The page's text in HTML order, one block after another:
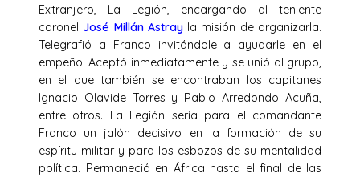
Extranjero, La Legión, encargando al teniente
coronel José Millán Astrayla misión de organizarla.
Telegrafió a Franco invitándole a ayudarle en el
empeño. Aceptó inmediatamente y se unió al grupo,
en el que también se encontraban los capitanes
Ignacio Olavide Torres y Pablo Arredondo Acuña,
entre otros. La Legión sería para el comandante
Franco un jalón decisivo en la formación de su
espíritu militar y para los esbozos de su mentalidad
política. Permaneció en África hasta el final de las